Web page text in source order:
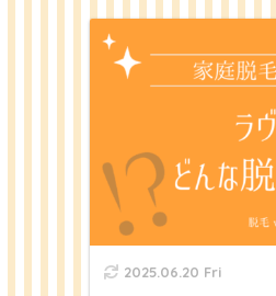
2025.06.20 Fri